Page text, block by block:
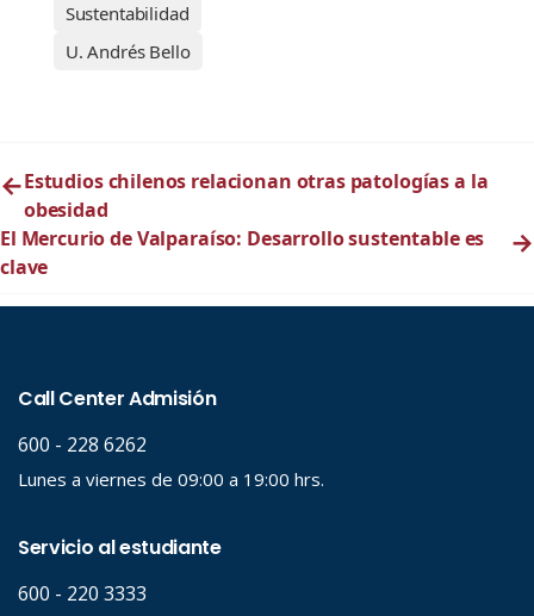
Sustentabilidad
U. Andrés Bello
←Estudios chilenos relacionan otras patologías a la
obesidad
El Mercurio de Valparaíso: Desarrollo sustentable es
clave
→